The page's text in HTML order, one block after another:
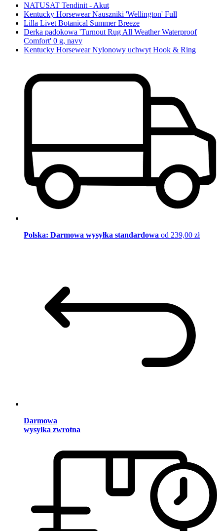
NATUSAT Tendinit - Akut
Kentucky Horsewear Nauszniki 'Wellington' Full
Lilla Livet Botanical Summer Breeze
Derka padokowa 'Turnout Rug All Weather Waterproof
Comfort' 0 g, navy
Kentucky Horsewear Nylonowy uchwyt Hook & Ring
Polska: Darmowa wysyłka standardowa od 239,00 zł
Darmowa
wysyłka zwrotna